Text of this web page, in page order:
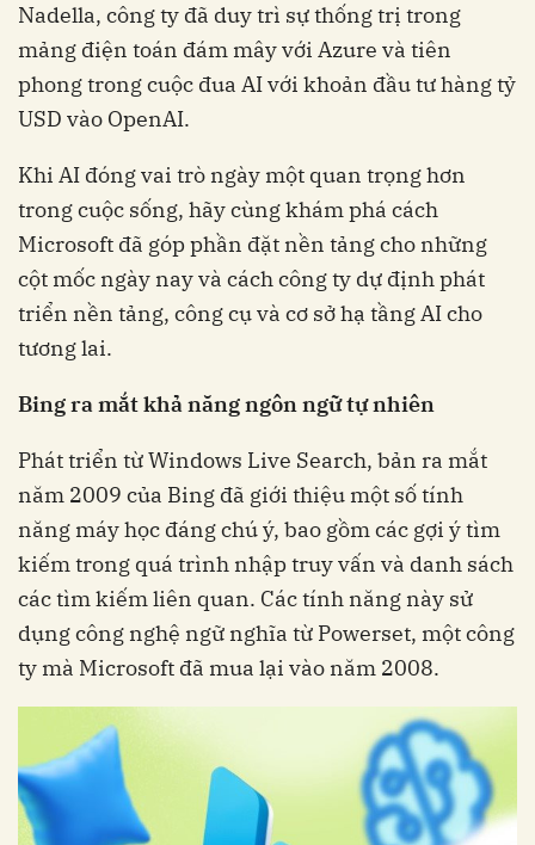
Nadella, công ty đã duy trì sự thống trị trong
mảng điện toán đám mây với Azure và tiên
phong trong cuộc đua AI với khoản đầu tư hàng tỷ
USD vào OpenAI.
Khi AI đóng vai trò ngày một quan trọng hơn
trong cuộc sống, hãy cùng khám phá cách
Microsoft đã góp phần đặt nền tảng cho những
cột mốc ngày nay và cách công ty dự định phát
triển nền tảng, công cụ và cơ sở hạ tầng AI cho
tương lai.
Bing ra mắt khả năng ngôn ngữ tự nhiên
Phát triển từ Windows Live Search, bản ra mắt
năm 2009 của Bing đã giới thiệu một số tính
năng máy học đáng chú ý, bao gồm các gợi ý tìm
kiếm trong quá trình nhập truy vấn và danh sách
các tìm kiếm liên quan. Các tính năng này sử
dụng công nghệ ngữ nghĩa từ Powerset, một công
ty mà Microsoft đã mua lại vào năm 2008.